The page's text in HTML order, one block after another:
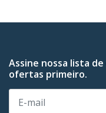
Assine nossa lista
ofertas primeiro.